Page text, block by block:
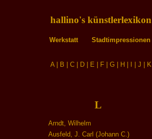
hallino's künstlerlexikon
Werkstatt Stadtimpressionen
A| B C D E F G H J K
L
Arndt, Wilhelm
Ausfeld, J. Carl (Johann C.)